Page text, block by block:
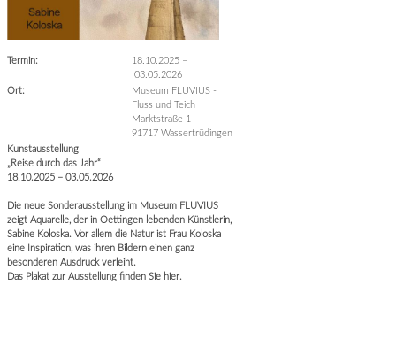
Termin: 18.10.2025 –
03.05.2026
Ort:
Museum FLUVIUS -
Fluss und Teich
Marktstraße 1
91717 Wassertrüdingen
Kunstausstellung
„Reise durch das Jahr“
18.10.2025 – 03.05.2026
Die neue Sonderausstellung im Museum FLUVIUS
zeigt Aquarelle, der in Oettingen lebenden Künstlerin,
Sabine Koloska. Vor allem die Natur ist Frau Koloska
eine Inspiration, was ihren Bildern einen ganz
besonderen Ausdruck verleiht.
Das Plakat zur Ausstellung finden Sie hier.